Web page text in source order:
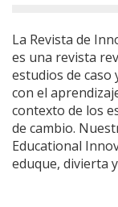
La Revista de
es una revista
estudios de
con el
contexto de los
de cambio.
Educational
eduque, divierta